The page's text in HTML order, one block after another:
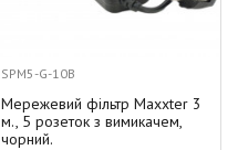
SPM5-G-10B
Мережевий фільтр Maxxter 3
м., 5 розеток з вимикачем,
чорний.